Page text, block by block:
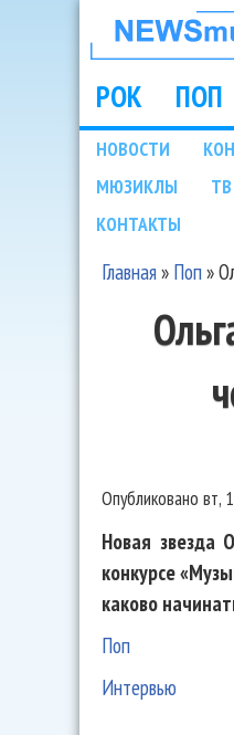
НОВОСТИ
МУЗЫКИ И
ШОУ
Main
РОК ПОП
НОВОСТИ
МЮЗИКЛЫ
КОНТАКТЫ
Главная» Поп»
Опубликовано вт,
Новая звезда
конкурсе
каково
Поп
Интервью